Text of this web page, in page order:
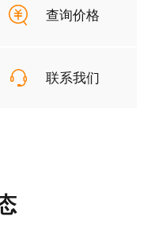
查询价格
联系我们